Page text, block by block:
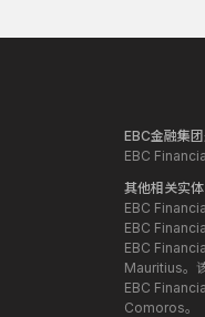
EBC金融集
EBC
其他相关实体
EBC
EBC
EBC
Mauritius。
EBC
Comoros。